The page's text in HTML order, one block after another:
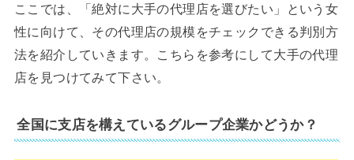
ここでは、「絶対に大手の代理店を選びたい」という女
性に向けて、その代理店の規模をチェックできる判別方
法を紹介していきます。こちらを参考にして大手の代理
店を見つけてみて下さい。
全国に支店を構えているグループ企業かどうか？